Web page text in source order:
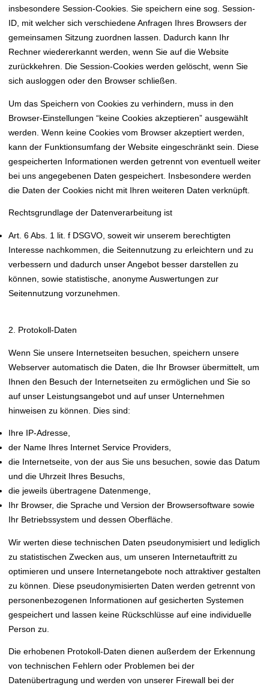
insbesondere Session-Cookies. Sie speichern eine sog. Session-
ID, mit welcher sich verschiedene Anfragen Ihres Browsers der
gemeinsamen Sitzung zuordnen lassen. Dadurch kann Ihr
Rechner wiedererkannt werden, wenn Sie auf die Website
zurückkehren. Die Session-Cookies werden gelöscht, wenn Sie
sich ausloggen oder den Browser schließen.
Um das Speichern von Cookies zu verhindern, muss in den
Browser-Einstellungen “keine Cookies akzeptieren” ausgewählt
werden. Wenn keine Cookies vom Browser akzeptiert werden,
kann der Funktionsumfang der Website eingeschränkt sein. Diese
gespeicherten Informationen werden getrennt von eventuell weiter
bei uns angegebenen Daten gespeichert. Insbesondere werden
die Daten der Cookies nicht mit Ihren weiteren Daten verknüpft.
Rechtsgrundlage der Datenverarbeitung ist
Art. 6 Abs. 1 lit. f DSGVO, soweit wir unserem berechtigten
Interesse nachkommen, die Seitennutzung zu erleichtern und zu
verbessern und dadurch unser Angebot besser darstellen zu
können, sowie statistische, anonyme Auswertungen zur
Seitennutzung vorzunehmen.
2. Protokoll-Daten
Wenn Sie unsere Internetseiten besuchen, speichern unsere
Webserver automatisch die Daten, die Ihr Browser übermittelt, um
Ihnen den Besuch der Internetseiten zu ermöglichen und Sie so
auf unser Leistungsangebot und auf unser Unternehmen
hinweisen zu können. Dies sind:
Ihre IP-Adresse,
der Name Ihres Internet Service Providers,
die Internetseite, von der aus Sie uns besuchen, sowie das Datum
und die Uhrzeit Ihres Besuchs,
die jeweils übertragene Datenmenge,
Ihr Browser, die Sprache und Version der Browsersoftware sowie
Ihr Betriebssystem und dessen Oberfläche.
Wir werten diese technischen Daten pseudonymisiert und lediglich
zu statistischen Zwecken aus, um unseren Internetauftritt zu
optimieren und unsere Internetangebote noch attraktiver gestalten
zu können. Diese pseudonymisierten Daten werden getrennt von
personenbezogenen Informationen auf gesicherten Systemen
gespeichert und lassen keine Rückschlüsse auf eine individuelle
Person zu.
Die erhobenen Protokoll-Daten dienen außerdem der Erkennung
von technischen Fehlern oder Problemen bei der
Datenübertragung und werden von unserer Firewall bei der